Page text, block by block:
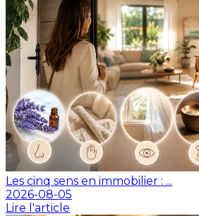
Les cinq sens en immobilier : ...
2026-08-05
Lire l'article